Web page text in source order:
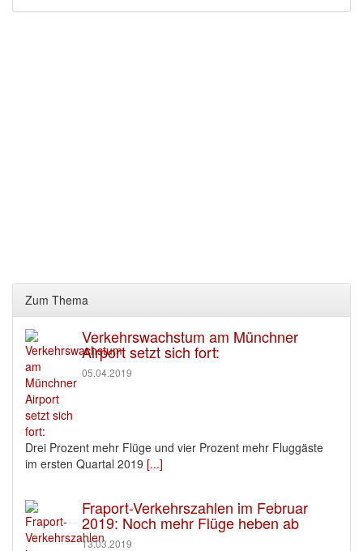
Zum Thema
Verkehrswachstum am Münchner
Airport setzt sich fort:
05.04.2019
Drei Prozent mehr Flüge und vier Prozent mehr Fluggäste
im ersten Quartal 2019 [...]
Fraport-Verkehrszahlen im Februar
2019: Noch mehr Flüge heben ab
13.03.2019